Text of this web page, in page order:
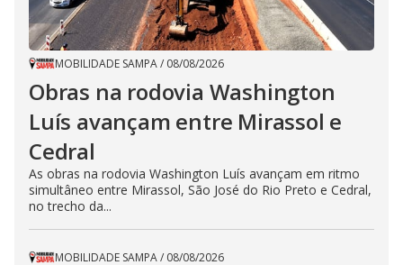
MOBILIDADE SAMPA/ 08/08/2026
Obras na rodovia Washington
Luís avançam entre Mirassol e
Cedral
As obras na rodovia Washington Luís avançam em ritmo
simultâneo entre Mirassol, São José do Rio Preto e Cedral,
no trecho da...
MOBILIDADE SAMPA/ 08/08/2026